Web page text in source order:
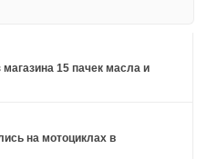
15 пачек масла и
на мотоциклах в